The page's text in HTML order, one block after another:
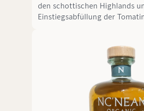
den schottischen Highlands
Einstiegsabfüllung der
florierende Gemeinde
steckt in der Flasche?